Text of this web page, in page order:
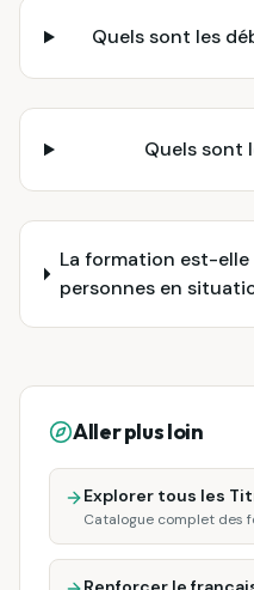
Quels sont les
Quels sont
La formation est-
personnes en
Aller plus loin
Explorer tous les
Catalogue complet des